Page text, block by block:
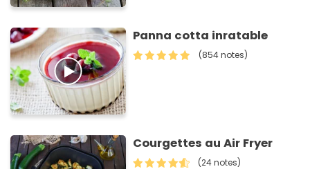
Panna cotta inratable
(854 notes)
Courgettes au Air Fryer
(24 notes)